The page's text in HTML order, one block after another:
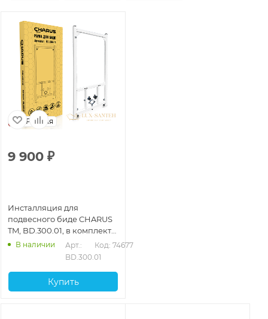
Россия
9 900 ₽
Инсталляция для
подвесного биде CHARUS
TM, BD.300.01, в комплекте
с креплениями
В наличии
Арт.:
BD.300.01
Код: 74677
Купить